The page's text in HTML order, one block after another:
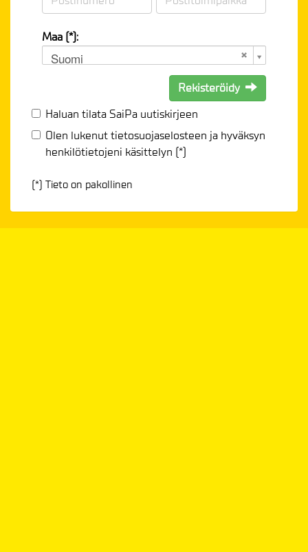
Maa (*):
Suomi
Rekisteröidy
Haluan tilata SaiPa uutiskirjeen
Olen lukenuttietosuojaselosteen ja hyväksyn
henkilötietojeni käsittelyn (*)
(*) Tieto on pakollinen